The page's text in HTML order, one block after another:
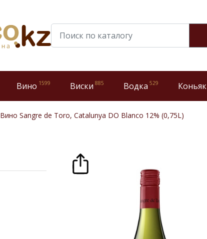
Вино 1599 Виски 885 Водка 529 Коньяк
Вино Sangre de Toro, Catalunya DO Blanco 12% (0,75L)